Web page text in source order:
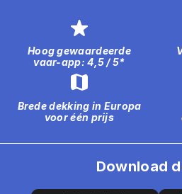
Hoog gewaardeerde
vaar-app: 4,5 / 5*
Brede dekking in Europa
voor één prijs
Download